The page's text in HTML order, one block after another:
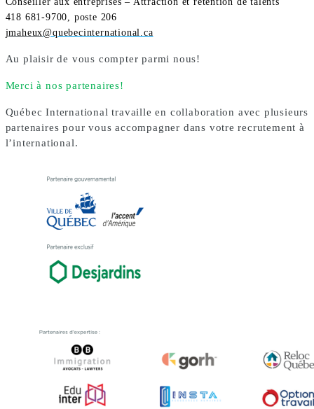
418 681-9700, poste 206
jmaheux@quebecinternational.ca
Au plaisir de vous compter parmi nous!
Merci à nos partenaires!
Québec International travaille en collaboration avec plusieurs
partenaires pour vous accompagner dans votre recrutement à
l’international.